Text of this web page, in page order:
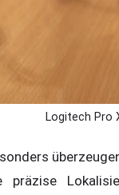
Logitech Pro
präzise